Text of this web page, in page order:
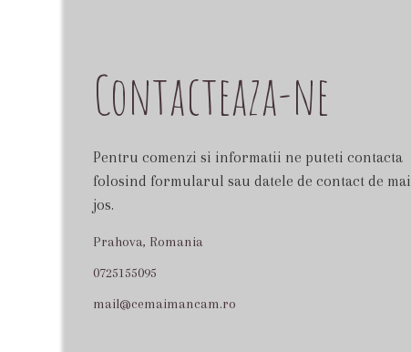
Contacteaza-ne
Pentru comenzi si informatii ne puteti contacta
folosind formularul sau datele de contact de mai
jos.
Prahova, Romania
0725155095
mail@cemaimancam.ro